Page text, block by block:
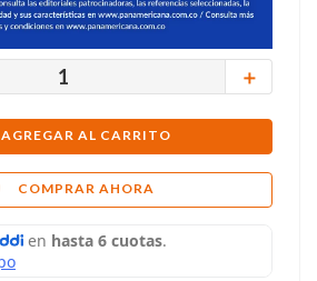
＋
AGREGAR AL CARRITO
COMPRAR AHORA